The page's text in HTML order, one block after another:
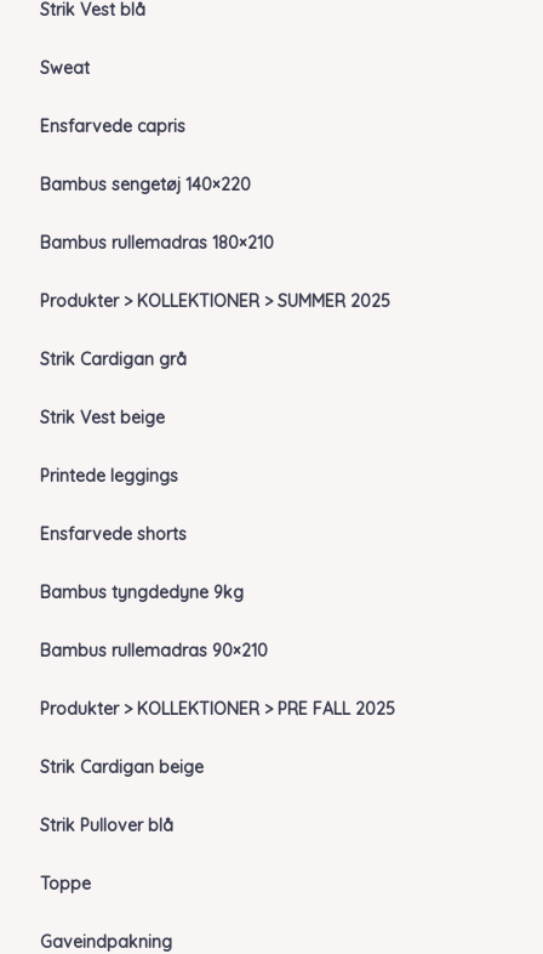
Strik Vest blå
Sweat
Ensfarvede capris
Bambus sengetøj 140×220
Bambus rullemadras 180×210
Produkter > KOLLEKTIONER > SUMMER 2025
Strik Cardigan grå
Strik Vest beige
Printede leggings
Ensfarvede shorts
Bambus tyngdedyne 9kg
Bambus rullemadras 90×210
Produkter > KOLLEKTIONER > PRE FALL 2025
Strik Cardigan beige
Strik Pullover blå
Toppe
Gaveindpakning